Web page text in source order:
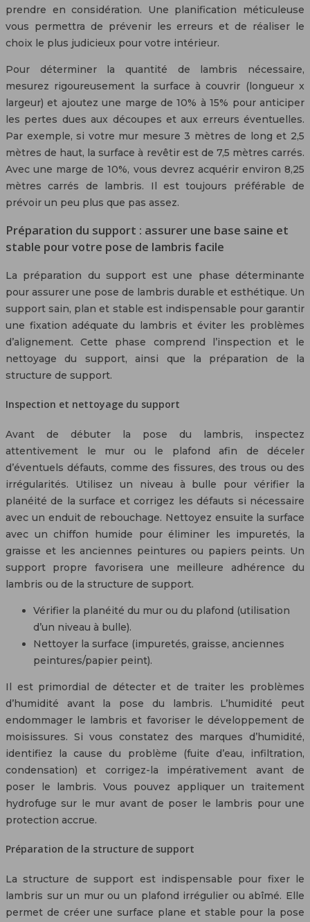
prendre en considération. Une planification méticuleuse
vous permettra de prévenir les erreurs et de réaliser le
choix le plus judicieux pour votre intérieur.
Pour déterminer la quantité de lambris nécessaire,
mesurez rigoureusement la surface à couvrir (longueur x
largeur) et ajoutez une marge de 10% à 15% pour anticiper
les pertes dues aux découpes et aux erreurs éventuelles.
Par exemple, si votre mur mesure 3 mètres de long et 2,5
mètres de haut, la surface à revêtir est de 7,5 mètres carrés.
Avec une marge de 10%, vous devrez acquérir environ 8,25
mètres carrés de lambris. Il est toujours préférable de
prévoir un peu plus que pas assez.
Préparation du support : assurer une base saine et
stable pour votre pose de lambris facile
La préparation du support est une phase déterminante
pour assurer une pose de lambris durable et esthétique. Un
support sain, plan et stable est indispensable pour garantir
une fixation adéquate du lambris et éviter les problèmes
d’alignement. Cette phase comprend l’inspection et le
nettoyage du support, ainsi que la préparation de la
structure de support.
Inspection et nettoyage du support
Avant de débuter la pose du lambris, inspectez
attentivement le mur ou le plafond afin de déceler
d’éventuels défauts, comme des fissures, des trous ou des
irrégularités. Utilisez un niveau à bulle pour vérifier la
planéité de la surface et corrigez les défauts si nécessaire
avec un enduit de rebouchage. Nettoyez ensuite la surface
avec un chiffon humide pour éliminer les impuretés, la
graisse et les anciennes peintures ou papiers peints. Un
support propre favorisera une meilleure adhérence du
lambris ou de la structure de support.
Vérifier la planéité du mur ou du plafond (utilisation
d’un niveau à bulle).
Nettoyer la surface (impuretés, graisse, anciennes
peintures/papier peint).
Il est primordial de détecter et de traiter les problèmes
d’humidité avant la pose du lambris. L’humidité peut
endommager le lambris et favoriser le développement de
moisissures. Si vous constatez des marques d’humidité,
identifiez la cause du problème (fuite d’eau, infiltration,
condensation) et corrigez-la impérativement avant de
poser le lambris. Vous pouvez appliquer un traitement
hydrofuge sur le mur avant de poser le lambris pour une
protection accrue.
Préparation de la structure de support
La structure de support est indispensable pour fixer le
lambris sur un mur ou un plafond irrégulier ou abîmé. Elle
permet de créer une surface plane et stable pour la pose